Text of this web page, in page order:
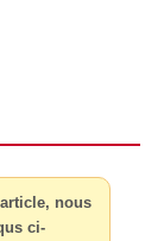
nous
ci-